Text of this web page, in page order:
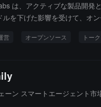
は、アクティブな製品開
を下げた影響を受けて、
ントエンドのビジネス制限
営 オープンソース トー
ン スマートエージェント市